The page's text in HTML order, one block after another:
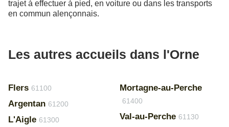
trajet à effectuer à pied, en voiture ou dans les transports
en commun alençonnais.
Les autres accueils dans l'Orne
Flers 61100
Argentan 61200
L'Aigle 61300
Mortagne-au-Perche
61400
Val-au-Perche 61130